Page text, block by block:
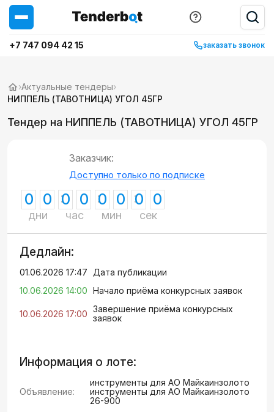
+7 747 094 42 15 заказать звонок
›Актуальные тендеры›
НИППЕЛЬ (ТАВОТНИЦА) УГОЛ 45ГР
Тендер на НИППЕЛЬ (ТАВОТНИЦА) УГОЛ 45ГР
Заказчик:
Доступно только по подписке
0 0
дни
0 0
час
0 0
мин
0 0
сек
Дедлайн:
01.06.2026 17:47
Дата публикации
10.06.2026 14:00 Начало приёма конкурсных заявок
10.06.2026 17:00 Завершение приёма конкурсных
заявок
Информация о лоте:
Объявление:
инструменты для АО Майкаинзолото
инструменты для АО Майкаинзолото
26-900